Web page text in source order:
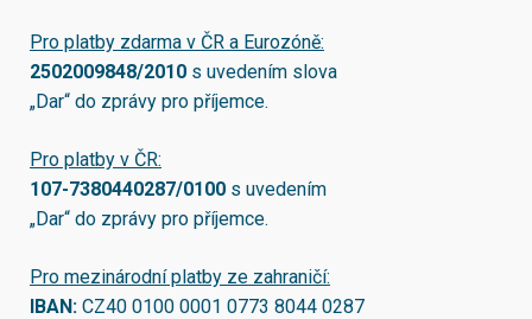
Pro platby zdarma v ČR a Eurozóně:
2502009848/2010 s uvedením slova
„Dar“ do zprávy pro příjemce.
Pro platby v ČR:
107-7380440287/0100 s uvedením
„Dar“ do zprávy pro příjemce.
Pro mezinárodní platby ze zahraničí:
IBAN: CZ40 0100 0001 0773 8044 0287